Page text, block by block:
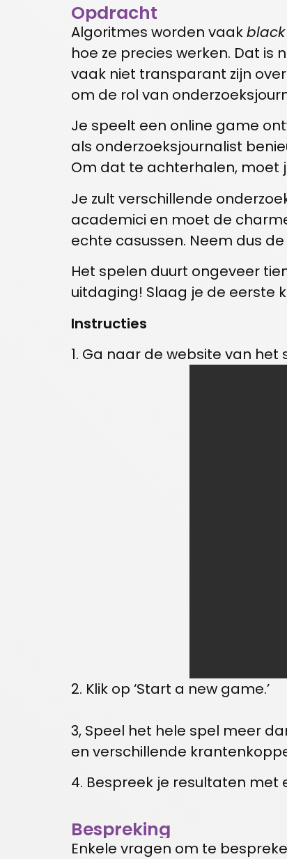
Opdracht
Algoritmes worden vaak
hoe ze precies werken. Dat
vaak niet transparant zijn
om de rol van
Je speelt een online game
als onderzoeksjournalist
Om dat te achterhalen, moet
Je zult verschillende
academici en moet de
echte casussen. Neem dus
Het spelen duurt ongeveer
uitdaging! Slaag je de eerste
Instructies
1. Ga naar de website van het
2. Klik op ‘Start a new game.’
3, Speel het hele spel meer
en verschillende
4. Bespreek je resultaten met
Bespreking
Enkele vragen om te